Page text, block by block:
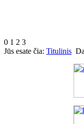
0 1 2 3
Jūs esate čia: Titulinis